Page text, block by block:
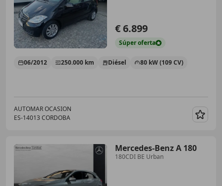
€ 6.899
Súperoferta
06/2012 250.000 km Diésel 80 kW (109 CV)
AUTOMAR OCASION
ES-14013 CORDOBA
Mercedes-Benz A 180
180CDI BE Urban